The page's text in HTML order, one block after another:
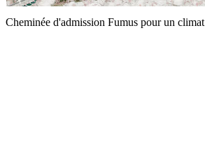
Cheminée d'admission Fumus pour un